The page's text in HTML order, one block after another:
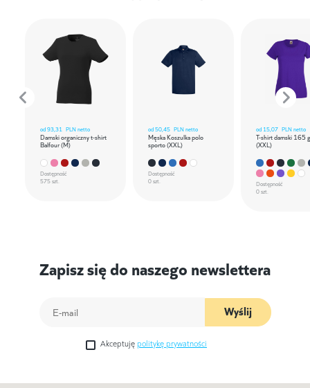
od93,31 PLN netto
Damski organiczny t-shirt
Balfour (M)
Dostępność
575 szt.
od50,45 PLN netto
Męska Koszulka polo
sporto (XXL)
Dostępność
0 szt.
od 15,07 PLN netto
T-shirt damski 165
(XXL)
Dostępność
0 szt.
Zapisz się do naszego newslettera
Wyślij
Akceptuję politykę prywatności